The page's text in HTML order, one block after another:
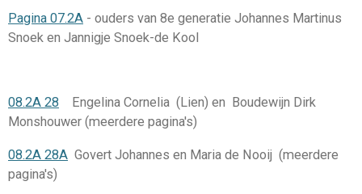
Pagina 07.2A - ouders van 8e generatie Johannes Martinus
Snoek en Jannigje Snoek-de Kool
08.2A 28 Engelina Cornelia (Lien) en Boudewijn Dirk
Monshouwer (meerdere pagina's)
08.2A 28A Govert Johannes en Maria de Nooij (meerdere
pagina's)